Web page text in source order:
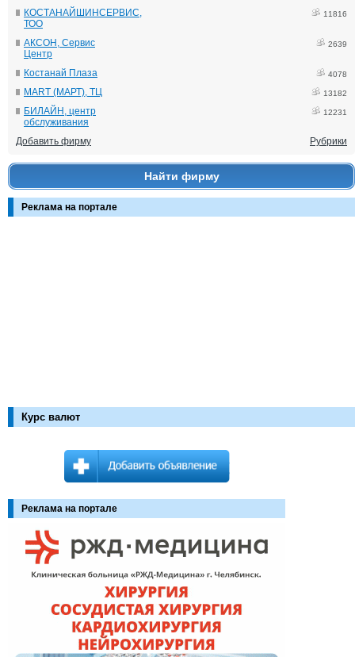
КОСТАНАЙШИНСЕРВИС,
ТОО
11816
АКСОН, Сервис
Центр
2639
Костанай Плаза 4078
MART (МАРТ), ТЦ 13182
БИЛАЙН, центр
обслуживания
12231
Добавить фирму Рубрики
Найти фирму
Реклама на портале
Курс валют
Реклама на портале